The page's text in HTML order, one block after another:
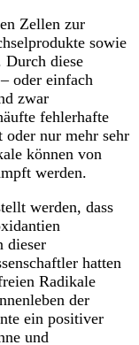
Zellen zur
sowie
Durch diese
oder einfach
zwar
fehlerhafte
oder nur mehr sehr
können von
werden.
werden, dass
dieser
hatten
Radikale
der
ein positiver
und